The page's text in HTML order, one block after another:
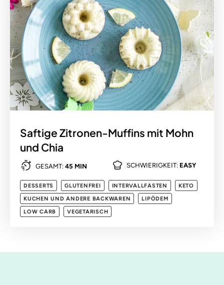
Saftige Zitronen-Muffins mit Mohn
und Chia
GESAMT: 45 MIN SCHWIERIGKEIT: EASY
DESSERTS GLUTENFREI INTERVALLFASTEN
KETO
KUCHEN UND ANDERE BACKWAREN
LIPÖDEM
LOW CARB
VEGETARISCH